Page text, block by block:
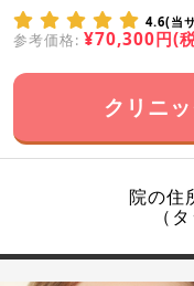
4.6(当
参考価格: ¥70,300円(
クリニ
院の住
（